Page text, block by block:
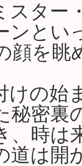
スタ
とい
顔を眺
の始
秘密裏
、時は
道は開